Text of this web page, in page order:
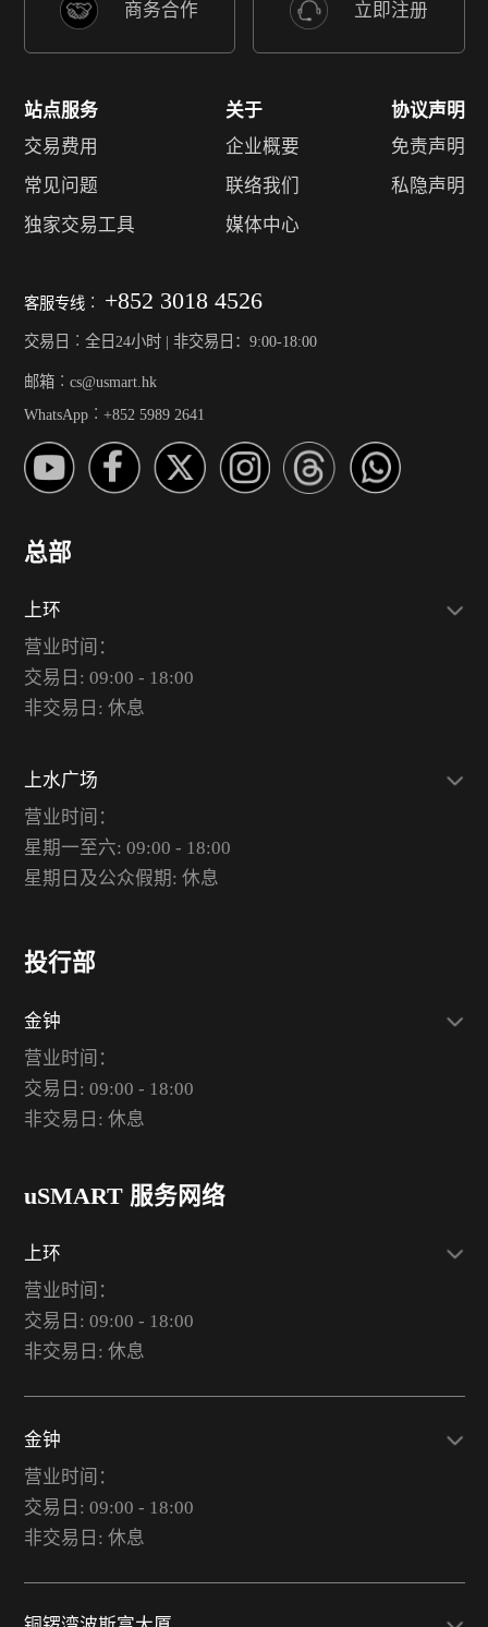
商务合作 立即注册
站点服务
交易费用
常见问题
独家交易工具
关于
企业概要
联络我们
媒体中心
协议声明
免责声明
私隐声明
客服专线︰ +852 3018 4526
交易日︰全日24小时 | 非交易日：9:00-18:00
邮箱︰cs@usmart.hk
WhatsApp︰+852 5989 2641
总部
上环
营业时间：
交易日: 09:00 - 18:00
非交易日: 休息
上水广场
营业时间：
星期一至六: 09:00 - 18:00
星期日及公众假期: 休息
投行部
金钟
营业时间：
交易日: 09:00 - 18:00
非交易日: 休息
uSMART 服务网络
上环
营业时间：
交易日: 09:00 - 18:00
非交易日: 休息
金钟
营业时间：
交易日: 09:00 - 18:00
非交易日: 休息